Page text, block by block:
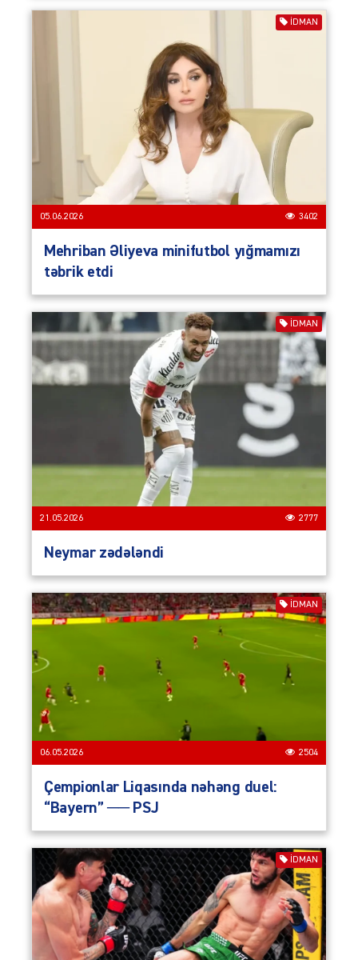
İDMAN
05.06.2026 3402
Mehriban Əliyeva minifutbol yığmamızı
təbrik etdi
İDMAN
21.05.2026 2777
Neymar zədələndi
İDMAN
06.05.2026 2504
Çempionlar Liqasında nəhəng duel:
“Bayern” ── PSJ
İDMAN